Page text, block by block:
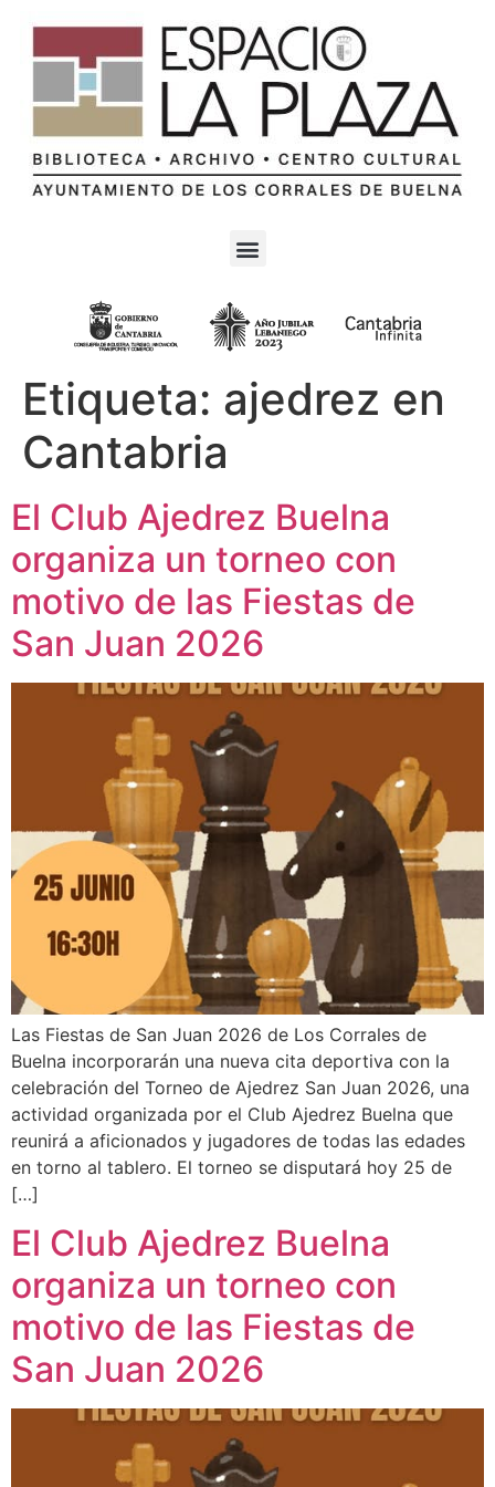
Etiqueta: ajedrez en
Cantabria
El Club Ajedrez Buelna
organiza un torneo con
motivo de las Fiestas de
San Juan 2026
Las Fiestas de San Juan 2026 de Los Corrales de
Buelna incorporarán una nueva cita deportiva con la
celebración del Torneo de Ajedrez San Juan 2026, una
actividad organizada por el Club Ajedrez Buelna que
reunirá a aficionados y jugadores de todas las edades
en torno al tablero. El torneo se disputará hoy 25 de
[…]
El Club Ajedrez Buelna
organiza un torneo con
motivo de las Fiestas de
San Juan 2026